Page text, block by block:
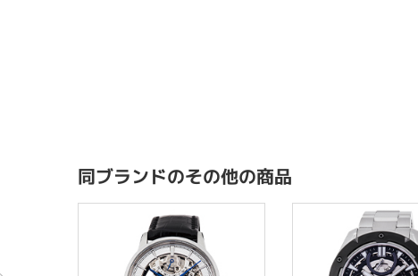
同ブランドのその他の商品